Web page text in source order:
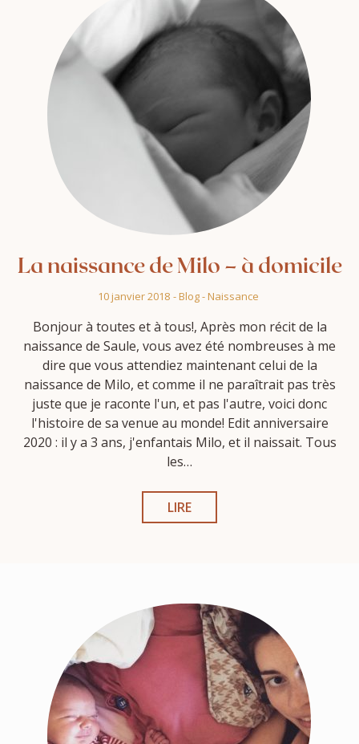
La naissance de Milo – à domicile
10 janvier 2018 -Blog-Naissance
Bonjour à toutes et à tous!, Après mon récit de la
naissance de Saule, vous avez été nombreuses à me
dire que vous attendiez maintenant celui de la
naissance de Milo, et comme il ne paraîtrait pas très
juste que je raconte l'un, et pas l'autre, voici donc
l'histoire de sa venue au monde! Edit anniversaire
2020 : il y a 3 ans, j'enfantais Milo, et il naissait. Tous
les…
LIRE